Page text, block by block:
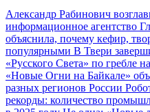
Александр Рабинович
информационное агентство
объяснила, почему кефир,
популярными В Твери
«Русского Света» по гребле
«Новые Огни на Байкале»
разных регионов России
рекорды: количество